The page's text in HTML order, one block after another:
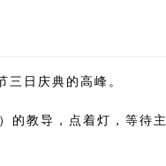
日庆典的高峰。
的教导，点着灯，等待主